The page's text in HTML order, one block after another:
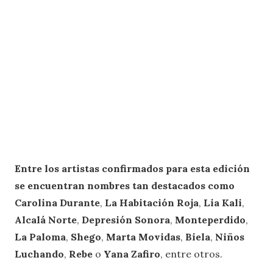
Entre los artistas confirmados para esta edición
se encuentran nombres tan destacados como
Carolina Durante, La Habitación Roja, Lia Kali,
Alcalá Norte, Depresión Sonora, Monteperdido,
La Paloma, Shego, Marta Movidas, Biela, Niños
Luchando, Rebe o Yana Zafiro, entre otros.